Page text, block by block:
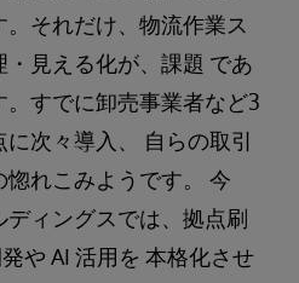
それだけ、物流作業ス
見える化が、課題 であ
すでに卸売事業者など3
次々導入、 自らの取引
れこみようです。 今
ィングスでは、拠点刷
や AI 活用を 本格化させ